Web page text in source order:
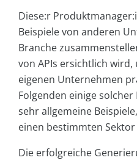
Diese:r
Beispiele von anderen
Branche
von APIs ersichtlich
eigenen Unternehmen
Folgenden einige
sehr allgemeine
einen bestimmten Sektor
Die erfolgreiche